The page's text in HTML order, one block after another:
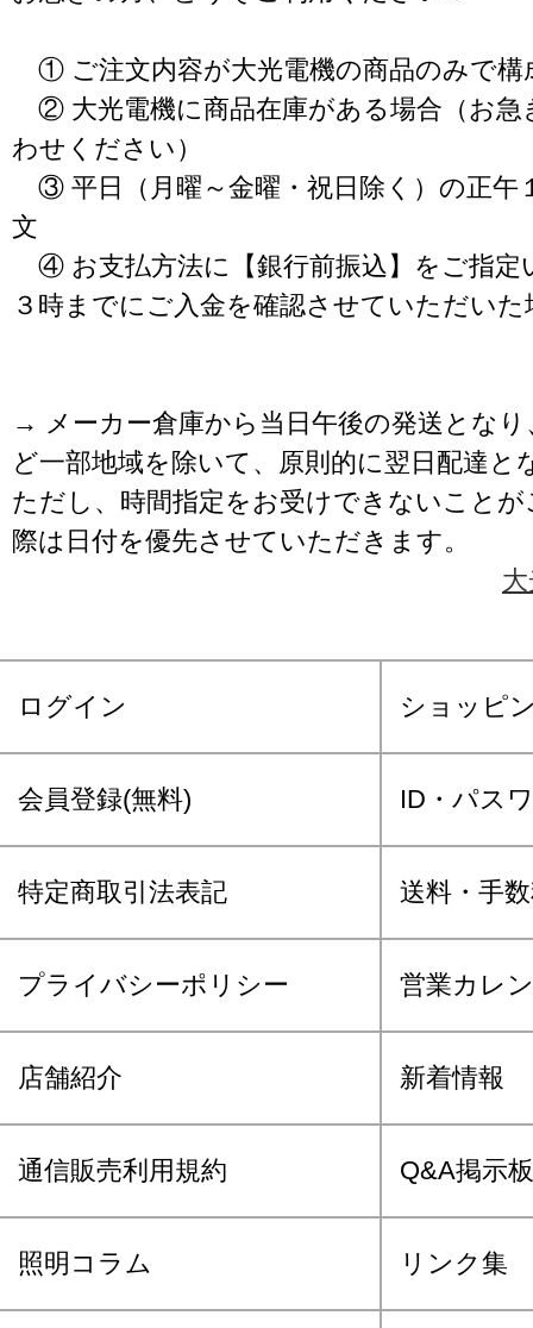
① ご注文内容が大光電機の商品のみで構
② 大光電機に商品在庫がある場合（お急
わせください）
③ 平日（月曜～金曜・祝日除く）の正午
文
④ お支払方法に【銀行前振込】をご指定
３時までにご入金を確認させていただいた
→ メーカー倉庫から当日午後の発送となり
ど一部地域を除いて、原則的に翌日配達と
ただし、時間指定をお受けできないこと
際は日付を優先させていただきます。
ログイン ショッピ
会員登録(無料) ID・パス
特定商取引法表記 送料・手
プライバシーポリシー 営業カレ
店舗紹介 新着情報
通信販売利用規約 Q&A掲示板
照明コラム リンク集